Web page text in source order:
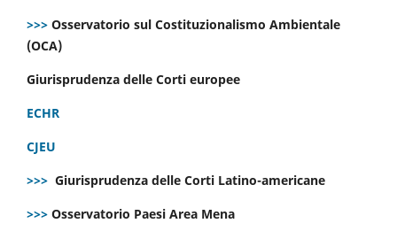
>>> Osservatorio sul Costituzionalismo Ambientale
(OCA)
Giurisprudenza delle Corti europee
ECHR
CJEU
>>> Giurisprudenza delle Corti Latino-americane
>>> Osservatorio Paesi Area Mena